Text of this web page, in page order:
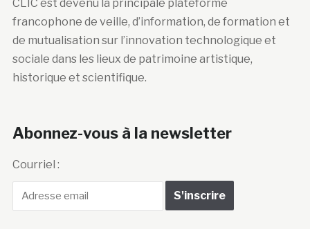
CLIC est devenu la principale plateforme
francophone de veille, d’information, de formation et
de mutualisation sur l’innovation technologique et
sociale dans les lieux de patrimoine artistique,
historique et scientifique.
Abonnez-vous à la newsletter
Courriel :